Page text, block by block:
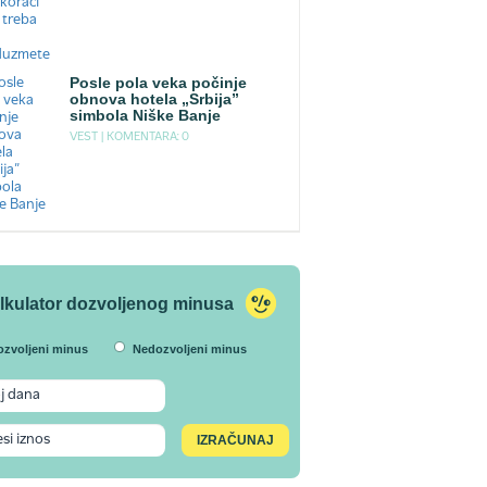
Posle pola veka počinje
obnova hotela „Srbija”
simbola Niške Banje
VEST | KOMENTARA: 0
dozvoljenog minusa
minus Nedozvoljeni minus